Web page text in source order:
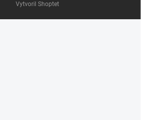
Vytvoril Shoptet